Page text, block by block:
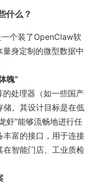
什么？
一个装了OpenClaw软
身定制的微型数据中
魄”
处理器（如一些国产
储。其设计目标是在低
虾”能够流畅地进行任
丰富的接口，用于连接
智能门店、工业质检